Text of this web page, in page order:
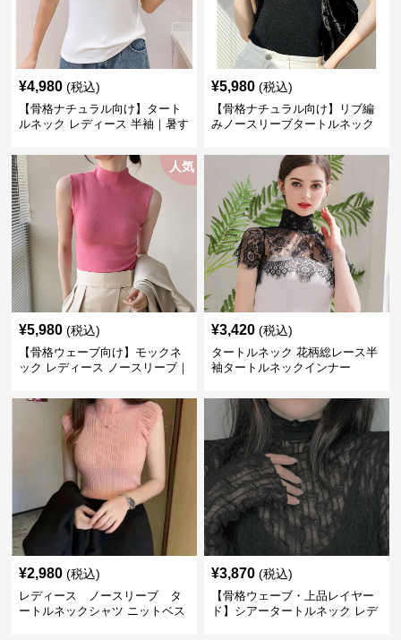
¥4,980 (税込)
【骨格ナチュラル向け】タート
ルネック レディース 半袖｜暑す
れいめインナー 定番シリー
ズ M~3XL
¥5,980 (税込)
【骨格ナチュラル向け】リブ編
みノースリーブタートルネック
ス S〜L
人気
¥5,980 (税込)
【骨格ウェーブ向け】モックネ
ック レディース ノースリーブ｜
¥3,420 (税込)
タートルネック 花柄総レース半
袖タートルネックインナー
¥2,980 (税込)
レディース ノースリーブ タ
ートルネックシャツ ニットベス
¥3,870 (税込)
【骨格ウェーブ・上品レイヤー
ド】シアータートルネック レデ